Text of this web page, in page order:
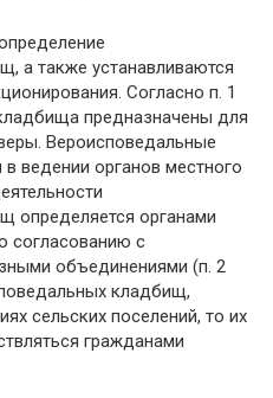
а также устанавливаются
Согласно п. 1
предназначены для
Вероисповедальные
ведении органов местного
определяется органами
согласованию с
объединениями (п. 2
кладбищ,
сельских поселений, то их
гражданами